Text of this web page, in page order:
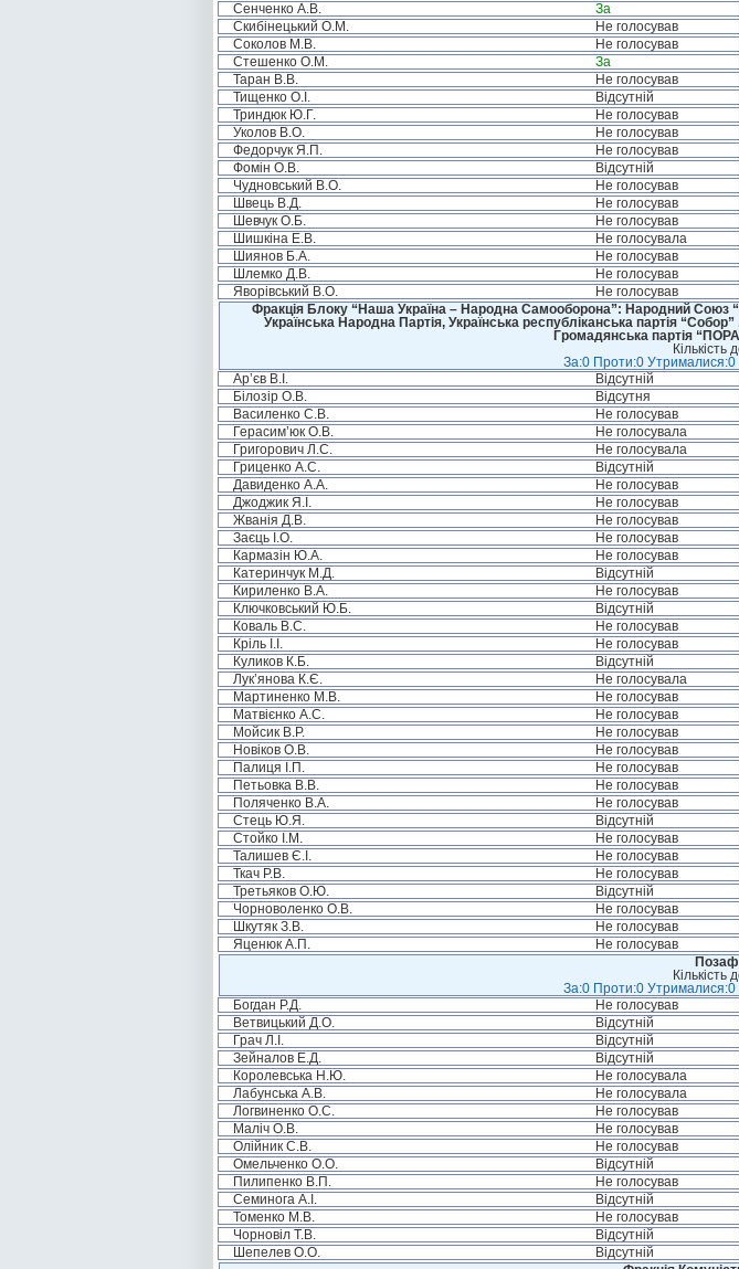
Сенченко А.В.
За
Скибінецький О.М.
Не голосував
Соколов М.В.
Не голосував
Стешенко О.М.
За
Таран В.В.
Не голосував
Тищенко О.І.
Відсутній
Триндюк Ю.Г.
Не голосував
Уколов В.О.
Не голосував
Федорчук Я.П.
Не голосував
Фомін О.В.
Відсутній
Чудновський В.О.
Не голосував
Швець В.Д.
Не голосував
Шевчук О.Б.
Не голосував
Шишкіна Е.В.
Не голосувала
Шиянов Б.А.
Не голосував
Шлемко Д.В.
Не голосував
Яворівський В.О.
Не голосував
Фракція Блоку “Наша Україна – Народна Самооборона”: Народний Союз
Українська Народна Партія, Українська республіканська партія
Громадянська партія
Кількість
За:0 Проти:0 Утрималися:0
Ар’єв В.І.
Відсутній
Білозір О.В.
Відсутня
Василенко С.В.
Не голосував
Герасим’юк О.В.
Не голосувала
Григорович Л.С.
Не голосувала
Гриценко А.С.
Відсутній
Давиденко А.А.
Не голосував
Джоджик Я.І.
Не голосував
Жванія Д.В.
Не голосував
Заєць І.О.
Не голосував
Кармазін Ю.А.
Не голосував
Катеринчук М.Д.
Відсутній
Кириленко В.А.
Не голосував
Ключковський Ю.Б.
Відсутній
Коваль В.С.
Не голосував
Кріль І.І.
Не голосував
Куликов К.Б.
Відсутній
Лук’янова К.Є.
Не голосувала
Мартиненко М.В.
Не голосував
Матвієнко А.С.
Не голосував
Мойсик В.Р.
Не голосував
Новіков О.В.
Не голосував
Палиця І.П.
Не голосував
Петьовка В.В.
Не голосував
Поляченко В.А.
Не голосував
Стець Ю.Я.
Відсутній
Стойко І.М.
Не голосував
Талишев Є.І.
Не голосував
Ткач Р.В.
Не голосував
Третьяков О.Ю.
Відсутній
Чорноволенко О.В.
Не голосував
Шкутяк З.В.
Не голосував
Яценюк А.П.
Не голосував
Кількість
За:0 Проти:0 Утрималися:0
Богдан Р.Д.
Не голосував
Ветвицький Д.О.
Відсутній
Грач Л.І.
Відсутній
Зейналов Е.Д.
Відсутній
Королевська Н.Ю.
Не голосувала
Лабунська А.В.
Не голосувала
Логвиненко О.С.
Не голосував
Маліч О.В.
Не голосував
Олійник С.В.
Не голосував
Омельченко О.О.
Відсутній
Пилипенко В.П.
Не голосував
Семинога А.І.
Відсутній
Томенко М.В.
Не голосував
Чорновіл Т.В.
Відсутній
Шепелев О.О.
Відсутній